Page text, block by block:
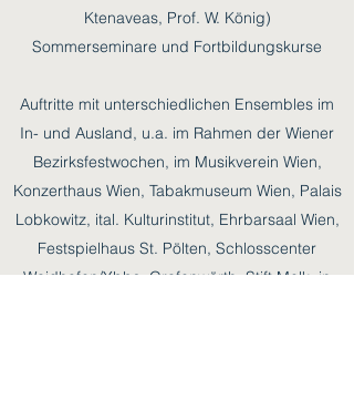
Ktenaveas, Prof. W. König)
Sommerseminare und Fortbildungskurse
Auftritte mit unterschiedlichen Ensembles im
In- und Ausland, u.a. im Rahmen der Wiener
Bezirksfestwochen, im Musikverein Wien,
Konzerthaus Wien, Tabakmuseum Wien, Palais
Lobkowitz, ital. Kulturinstitut, Ehrbarsaal Wien,
Festspielhaus St. Pölten, Schlosscenter
Waidhofen/Ybbs, Grafenwörth, Stift Melk, in